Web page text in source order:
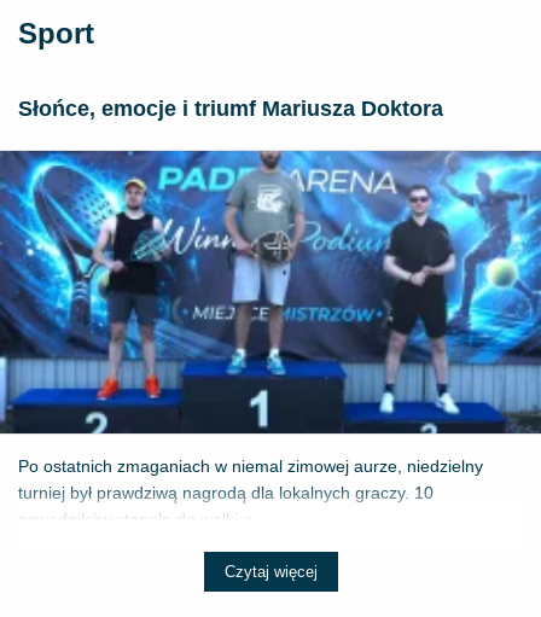
Sport
Słońce, emocje i triumf Mariusza Doktora
Po ostatnich zmaganiach w niemal zimowej aurze, niedzielny
turniej był prawdziwą nagrodą dla lokalnych graczy. 10
zawodników stanęło do walki o ...
Czytaj więcej